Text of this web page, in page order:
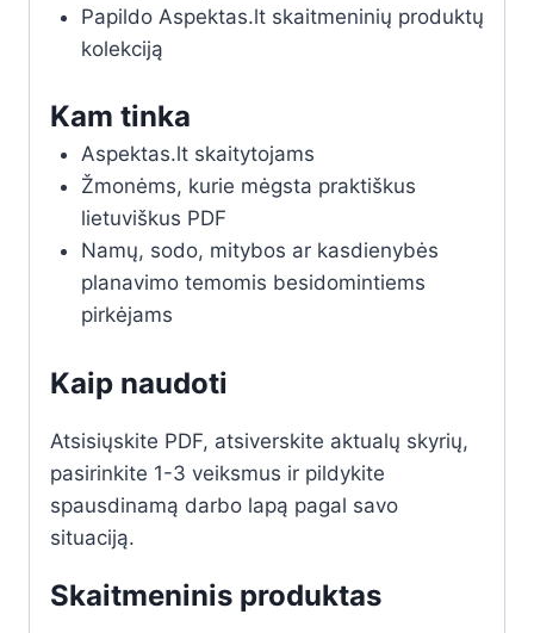
Papildo Aspektas.lt skaitmeninių produktų
kolekciją
Kam tinka
Aspektas.lt skaitytojams
Žmonėms, kurie mėgsta praktiškus
lietuviškus PDF
Namų, sodo, mitybos ar kasdienybės
planavimo temomis besidomintiems
pirkėjams
Kaip naudoti
Atsisiųskite PDF, atsiverskite aktualų skyrių,
pasirinkite 1-3 veiksmus ir pildykite
spausdinamą darbo lapą pagal savo
situaciją.
Skaitmeninis produktas